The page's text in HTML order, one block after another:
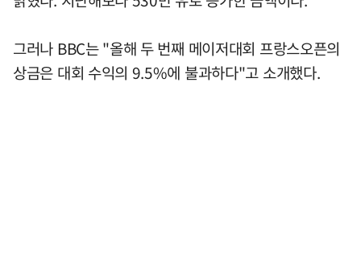
그러나 BBC는 "올해 두 번째 메이저대회 프랑스오픈의
상금은 대회 수익의 9.5%에 불과하다"고 소개했다.